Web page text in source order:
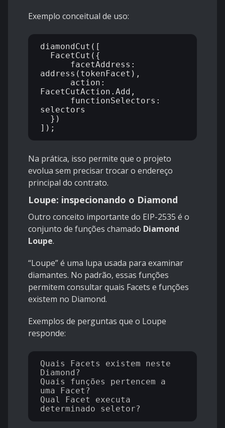
Exemplo conceitual de uso:
diamondCut([
address(tokenFacet),
FacetCutAction.Add,
selectors
Na prática, isso permite que o projeto
evolua sem precisar trocar o endereço
principal do contrato.
Loupe: inspecionando o Diamond
Outro conceito importante do EIP-2535 é o
conjunto de funções chamado Diamond
Loupe.
“Loupe” é uma lupa usada para examinar
diamantes. No padrão, essas funções
permitem consultar quais Facets e funções
existem no Diamond.
Exemplos de perguntas que o Loupe
responde:
Quais Facets existem neste
Diamond?
Quais funções pertencem a
uma Facet?
Qual Facet executa